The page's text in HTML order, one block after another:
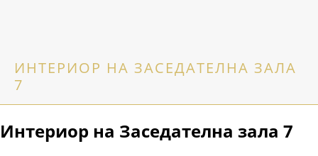
ИНТЕРИОР НА ЗАСЕДАТЕЛНА ЗАЛА
7
Интериор на Заседателна зала 7